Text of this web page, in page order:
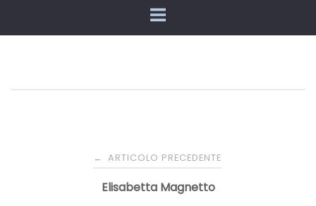
Navigazione
← ARTICOLO PRECEDENTE
Elisabetta Magnetto